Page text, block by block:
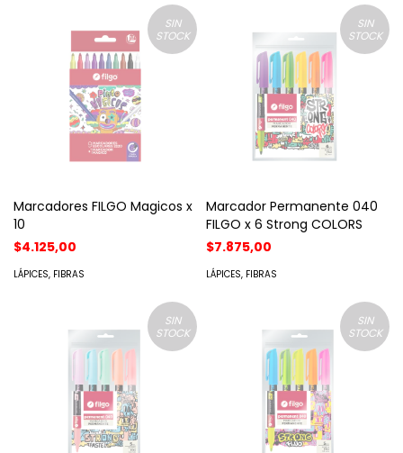
SIN
STOCK
Marcadores FILGO Magicos x
10
$4.125,00
LÁPICES, FIBRAS
SIN
STOCK
Marcador Permanente 040
FILGO x 6 Strong COLORS
$7.875,00
LÁPICES, FIBRAS
SIN
STOCK
SIN
STOCK